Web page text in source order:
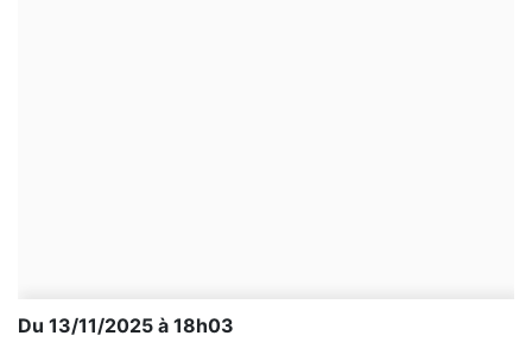
Du 13/11/2025 à 18h03